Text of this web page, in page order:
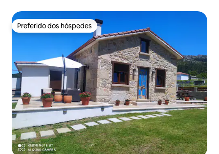
Preferido dos hóspedes
Preferido dos hóspedes